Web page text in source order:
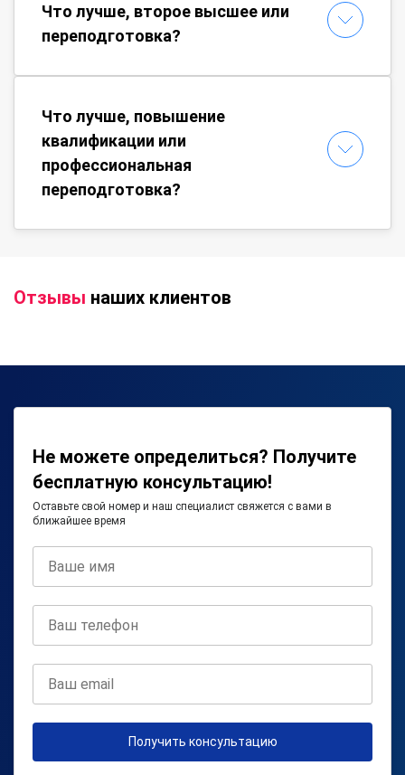
Что лучше, второе высшее или
переподготовка?
Что лучше, повышение
квалификации или
профессиональная
переподготовка?
Отзывы наших клиентов
Не можете определиться? Получите
бесплатную консультацию!
Оставьте свой номер и наш специалист свяжется с вами в
ближайшее время
Получить консультацию